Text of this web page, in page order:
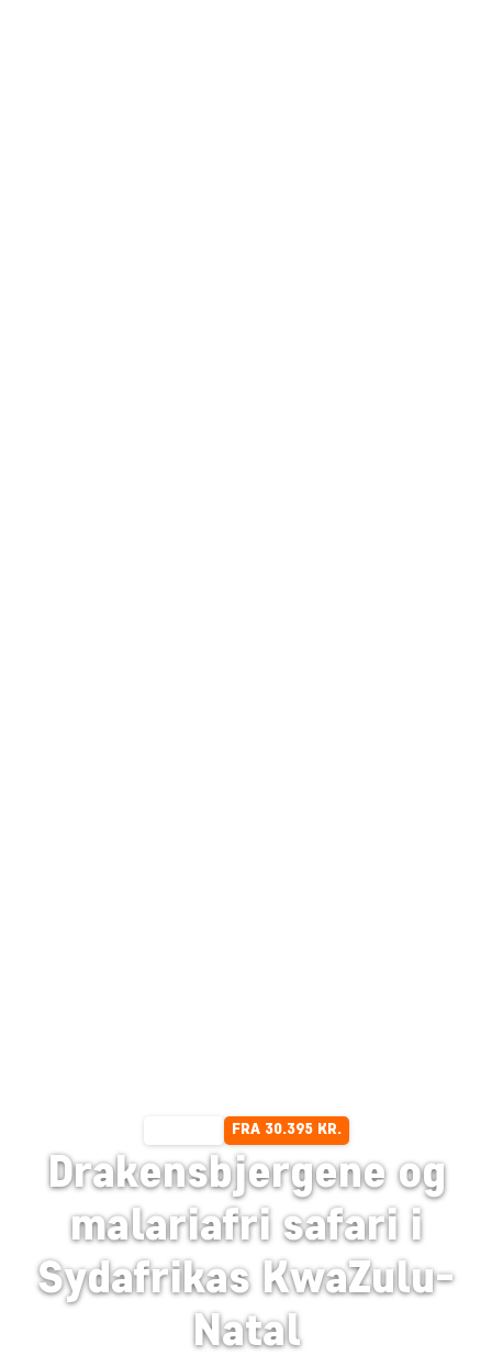
FRA 30.395 KR.
Drakensbjergene og
malariafri safari i
Sydafrikas KwaZulu-
Natal